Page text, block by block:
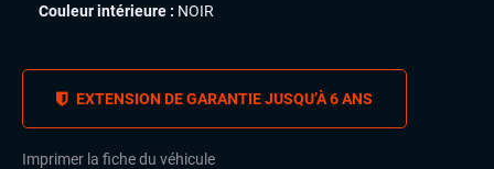
Couleur intérieure : NOIR
EXTENSION DE GARANTIE JUSQU’À 6 ANS
Imprimer la fiche du véhicule